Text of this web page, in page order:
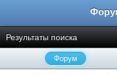
Результаты поиска
Форум